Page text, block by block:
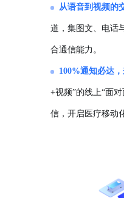
从语音到视频的
道，集图文、电话
合通信能力。
100%通知必达，
+视频”的线上“面
信，开启医疗移动